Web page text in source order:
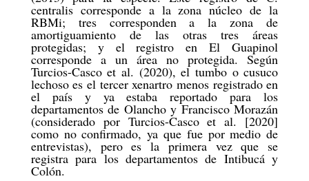
centralis corresponde a la zona núcleo de la
RBMi; tres corresponden a la zona de
amortiguamiento de las otras tres áreas
protegidas; y el registro en El Guapinol
corresponde a un área no protegida. Según
Turcios-Casco et al. (2020), el tumbo o cusuco
lechoso es el tercer xenartro menos registrado en
el país y ya estaba reportado para los
departamentos de Olancho y Francisco Morazán
(considerado por Turcios-Casco et al. [2020]
como no confirmado, ya que fue por medio de
entrevistas), pero es la primera vez que se
registra para los departamentos de Intibucá y
Colón.